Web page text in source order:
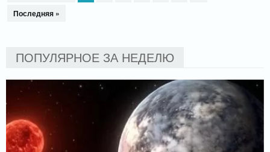
Последняя »
ПОПУЛЯРНОЕ ЗА НЕДЕЛЮ